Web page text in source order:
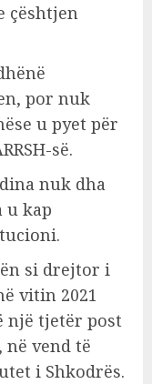
çështjen
por nuk
u pyet për
së.
nuk dha
u kap
si drejtor i
vitin 2021
një tjetër post
në vend të
i Shkodrës.